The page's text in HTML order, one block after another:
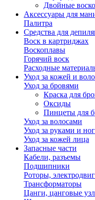
Двойные
Аксессуары для
Палитра
Средства для
Воск в картриджах
Воскоплавы
Горячий воск
Расходные
Уход за кожей и
Уход за бровями
Краска для
Оксиды
Пинцеты для
Уход за волосами
Уход за руками и
Уход за кожей лица
Запасные части
Кабели, разъемы
Подшипники
Роторы,
Трансформаторы
Цанги, цанговые